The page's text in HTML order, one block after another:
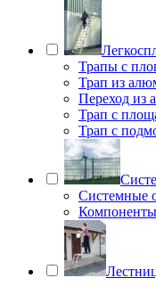
Трапы с
Трап из
Переход из
Трап с
Трап с
Системные